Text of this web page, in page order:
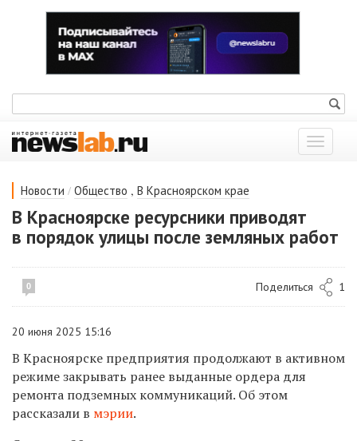
Показать
меню
Новости / Общество , В Красноярском крае
В Красноярске ресурсники приводят
в порядок улицы после земляных работ
0 Поделиться 1
20 июня 2025 15:16
В Красноярске предприятия продолжают в активном
режиме закрывать ранее выданные ордера для
ремонта подземных коммуникаций. Об этом
рассказали в мэрии.